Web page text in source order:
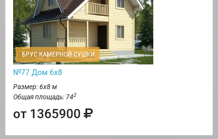
БРУС КАМЕРНОЙ СУШКИ
№77 Дом 6х8
Размер: 6х8 м
Общая площадь: 742
от 1365900